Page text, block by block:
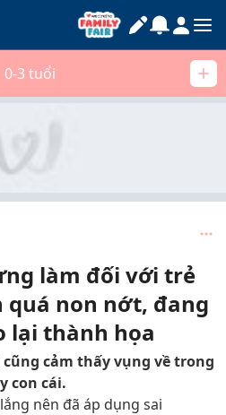
0-3 tuổi
làm đối với trẻ
quá non nớt, đang
lại thành họa
cảm thấy vụng về trong
con cái.
nên đã áp dụng sai